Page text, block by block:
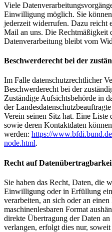
Viele
Einwilligung möglich. Sie
jederzeit widerrufen. Dazu reicht
Mail an uns. Die Rechtmäßigkeit
Datenverarbeitung bleibt vom
Beschwerderecht bei der
Im Falle datenschutzrechtlicher
Beschwerderecht bei der
Zuständige Aufsichtsbehörde in
der
Verein seinen Sitz hat. Eine Liste
sowie deren Kontaktdaten
werden: https://
node.html.
Recht auf
Sie haben das Recht, Daten, die
Einwilligung oder in Erfüllung
verarbeiten, an sich oder an
maschinenlesbaren Format
direkte Übertragung der Daten
verlangen, erfolgt dies nur,